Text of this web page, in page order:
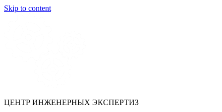
Skip to content
ЦЕНТР ИНЖЕНЕРНЫХ ЭКСПЕРТИЗ